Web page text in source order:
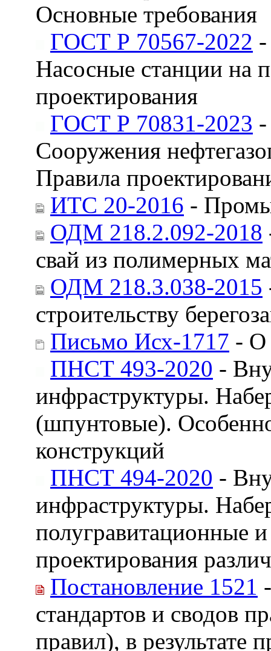
Основные требования
ГОСТ Р 70567-2022
Насосные станции на
проектирования
ГОСТ Р 70831-2023
Сооружения
Правила
ИТС 20-2016 -
ОДМ 218.2.092-2018
свай из полимерных
ОДМ 218.3.038-2015
строительству
Письмо Исх-1717 - О
ПНСТ 493-2020 -
инфраструктуры.
(шпунтовые).
конструкций
ПНСТ 494-2020 -
инфраструктуры.
полугравитационные
проектирования
Постановление 1521
стандартов и сводов
правил), в результате